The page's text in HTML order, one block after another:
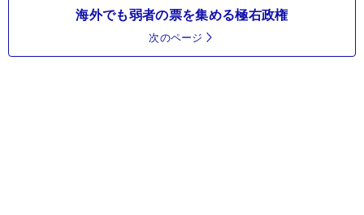
海外でも弱者の票を集める極右政権
次のページ